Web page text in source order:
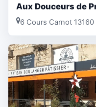
Aux Douceurs de
6 Cours Carnot